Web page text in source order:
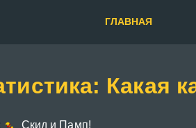
ГЛАВНАЯ
Какая
Скид и Памп!